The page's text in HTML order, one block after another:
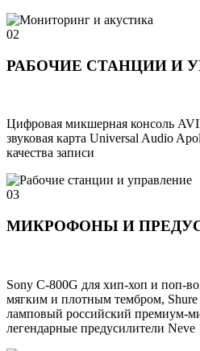
02
РАБОЧИЕ СТАНЦИИ И
Цифровая микшерная консоль
звуковая карта Universal Audio
качества записи
03
МИКРОФОНЫ И
Sony C-800G для хип-хоп и поп-
мягким и плотным тембром, Shure
ламповый российский премиум-
легендарные предусилители